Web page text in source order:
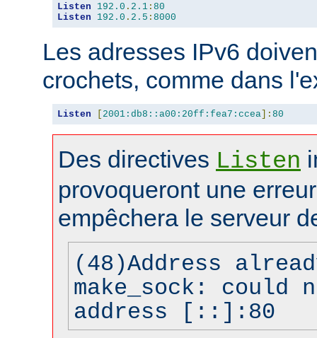
Listen 192.0 . 2.1 : 80
Listen
192.0 . 2.5 : 8000
Les adresses IPv6
crochets, comme dans
Listen [ 2001:db8::a00:20ff:fea7:ccea]: 80
Des directives Listen
provoqueront une
empêchera le serveur
(48)Address
make_sock: could
address [::]:80